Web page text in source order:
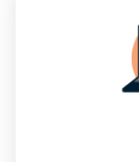
Peut-on utiliser
adresse IP en
Découvrez